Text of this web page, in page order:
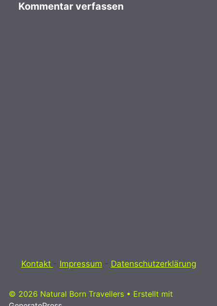
Kommentar verfassen
Kontakt - Impressum - Datenschutzerklärung
© 2026 Natural Born Travellers • Erstellt mit